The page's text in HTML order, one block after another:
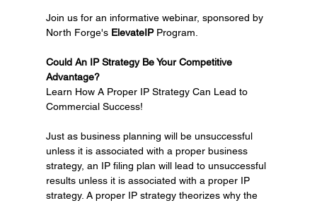
Join us for an informative webinar, sponsored by
North Forge's ElevateIP Program.
Could An IP Strategy Be Your Competitive
Advantage?
Learn How A Proper IP Strategy Can Lead to
Commercial Success!
Just as business planning will be unsuccessful
unless it is associated with a proper business
strategy, an IP filing plan will lead to unsuccessful
results unless it is associated with a proper IP
strategy. A proper IP strategy theorizes why the